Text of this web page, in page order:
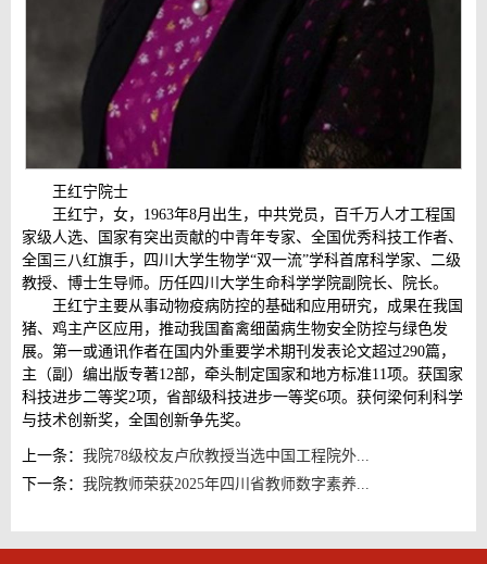
王红宁院士
王红宁，女，1963年8月出生，中共党员，百千万人才工程国
家级人选、国家有突出贡献的中青年专家、全国优秀科技工作者、
全国三八红旗手，四川大学生物学“双一流”学科首席科学家、二级
教授、博士生导师。历任四川大学生命科学学院副院长、院长。
王红宁主要从事动物疫病防控的基础和应用研究，成果在我国
猪、鸡主产区应用，推动我国畜禽细菌病生物安全防控与绿色发
展。第一或通讯作者在国内外重要学术期刊发表论文超过290篇，
主（副）编出版专著12部，牵头制定国家和地方标准11项。获国家
科技进步二等奖2项，省部级科技进步一等奖6项。获何梁何利科学
与技术创新奖，全国创新争先奖。
上一条： 我院78级校友卢欣教授当选中国工程院外...
下一条： 我院教师荣获2025年四川省教师数字素养...